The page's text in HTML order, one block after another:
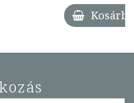
Kosárba